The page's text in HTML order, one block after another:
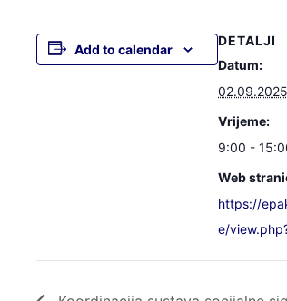
Add to calendar
DETALJI
Datum:
02.09.2025
Vrijeme:
9:00 -
Web
https://
e/